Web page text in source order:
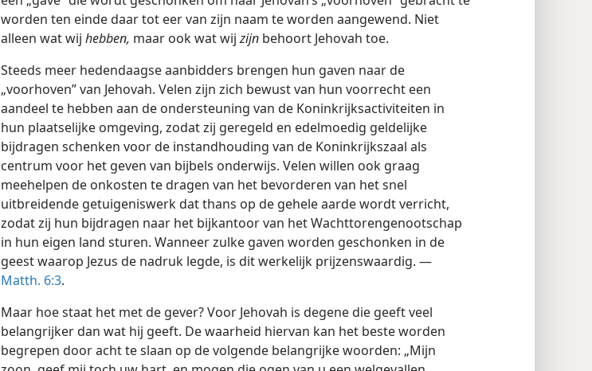
worden ten einde daar tot eer van zijn naam te worden aangewend. Niet
alleen wat wij hebben, maar ook wat wijzijn behoort Jehovah toe.
Steeds meer hedendaagse aanbidders brengen hun gaven naar de
„voorhoven” van Jehovah. Velen zijn zich bewust van hun voorrecht een
aandeel te hebben aan de ondersteuning van de Koninkrijksactiviteiten in
hun plaatselijke omgeving, zodat zij geregeld en edelmoedig geldelijke
bijdragen schenken voor de instandhouding van de Koninkrijkszaal als
centrum voor het geven van bijbels onderwijs. Velen willen ook graag
meehelpen de onkosten te dragen van het bevorderen van het snel
uitbreidende getuigeniswerk dat thans op de gehele aarde wordt verricht,
zodat zij hun bijdragen naar het bijkantoor van het Wachttorengenootschap
in hun eigen land sturen. Wanneer zulke gaven worden geschonken in de
geest waarop Jezus de nadruk legde, is dit werkelijk prijzenswaardig. —
Matth. 6:3.
Maar hoe staat het met de gever? Voor Jehovah is degene die geeft veel
belangrijker dan wat hij geeft. De waarheid hiervan kan het beste worden
begrepen door acht te slaan op de volgende belangrijke woorden: „Mijn